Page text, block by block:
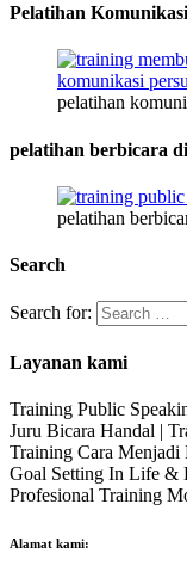
Pelatihan
pelatihan
pelatihan berbicara
pelatihan
Search
Search for:
Layanan kami
Training Public
Juru Bicara Handal |
Training Cara Menjadi
Goal Setting In Life &
Profesional Training
Alamat kami: